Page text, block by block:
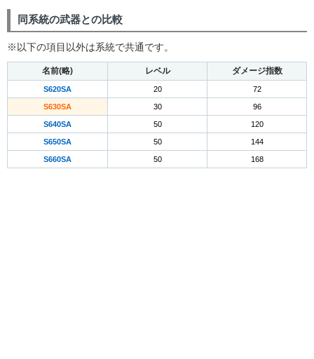
同系統の武器との比較
※以下の項目以外は系統で共通です。
名前(略) レベル ダメージ指数
S620SA 20 72
S630SA 30 96
S640SA 50 120
S650SA 50 144
S660SA 50 168